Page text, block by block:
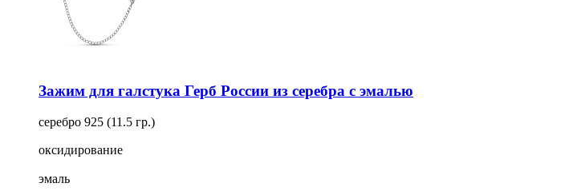
Зажим для галстука Герб России из серебра с эмалью
серебро 925 (11.5 гр.)
оксидирование
эмаль